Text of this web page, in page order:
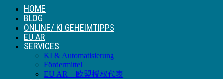
HOME
BLOG
ONLINE/ KI GEHEIMTIPPS
EU AR
SERVICES
KI & Automatisierung
Fördermittel
EU AR – 欧盟授权代表